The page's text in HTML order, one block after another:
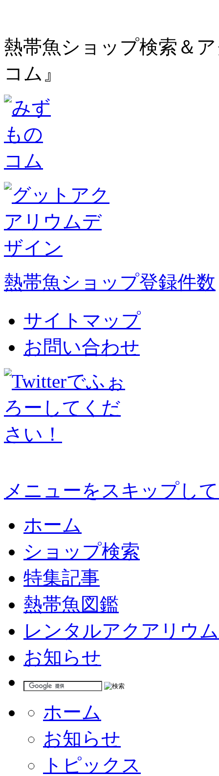
熱帯魚ショップ検索＆
コム』
熱帯魚ショップ登録件数
サイトマップ
お問い合わせ
メニューをスキップし
ホーム
ショップ検索
特集記事
熱帯魚図鑑
レンタルアクアリウム
お知らせ
ホーム
お知らせ
トピックス